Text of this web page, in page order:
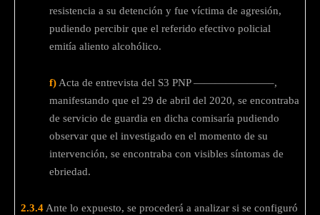
resistencia a su detención y fue víctima de agresión,
pudiendo percibir que el referido efectivo policial
emitía aliento alcohólico.
f) Acta de entrevista del S3 PNP ———————–,
manifestando que el 29 de abril del 2020, se encontraba
de servicio de guardia en dicha comisaría pudiendo
observar que el investigado en el momento de su
intervención, se encontraba con visibles síntomas de
ebriedad.
2.3.4 Ante lo expuesto, se procederá a analizar si se configuró